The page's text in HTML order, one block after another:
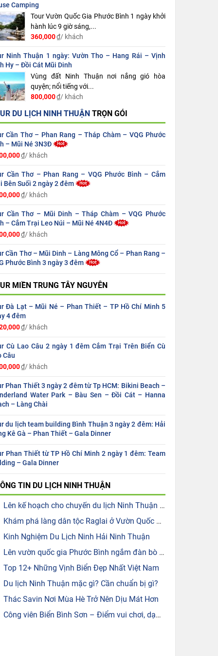
Camping
Tour Vườn Quốc Gia Phước Bình 1 ngày khởi
hành lúc 9 giờ sáng,...
360,000₫/ khách
Ninh Thuận 1 ngày: Vườn Tho – Hang Rái – Vịnh
Hy – Đồi Cát Mũi Dinh
Vùng đất Ninh Thuận nơi nắng gió hòa
quyện; nổi tiếng với...
800,000₫/ khách
DU LỊCH NINH THUẬN TRỌN GÓI
Cần Thơ – Phan Rang – Tháp Chàm – VQG Phước
– Mũi Né 3N3Đ
₫/ khách
Cần Thơ – Phan Rang – VQG Phước Bình – Cắm
Bên Suối 2 ngày 2 đêm
₫/ khách
Cần Thơ – Mũi Dinh – Tháp Chàm – VQG Phước
– Cắm Trại Leo Núi – Mũi Né 4N4Đ
₫/ khách
Cần Thơ – Mũi Dinh – Làng Mông Cổ – Phan Rang –
Phước Bình 3 ngày 3 đêm
MIỀN TRUNG TÂY NGUYÊN
Đà Lạt – Mũi Né – Phan Thiết – TP Hồ Chí Minh 5
4 đêm
₫/ khách
Cù Lao Câu 2 ngày 1 đêm Cắm Trại Trên Biển Cù
Câu
₫/ khách
Phan Thiết 3 ngày 2 đêm từ Tp HCM: Bikini Beach –
Water Park – Bàu Sen – Đồi Cát – Hanna
– Làng Chài
du lịch team building Bình Thuận 3 ngày 2 đêm: Hải
Kê Gà – Phan Thiết – Gala Dinner
Phan Thiết từ TP Hồ Chí Minh 2 ngày 1 đêm: Team
– Gala Dinner
TIN DU LỊCH NINH THUẬN
Lên kế hoạch cho chuyến du lịch Ninh Thuận 3 ngày 2 đêm hoàn hảo
Khám phá làng dân tộc Raglai ở Vườn Quốc gia Phước Bình
Kinh Nghiệm Du Lịch Ninh Hải Ninh Thuận
Lên vườn quốc gia Phước Bình ngắm đàn bò tót lai quý hiếm
Top 12+ Những Vịnh Biển Đẹp Nhất Việt Nam
Du lịch Ninh Thuận mặc gì? Cần chuẩn bị gì?
Thác Savin Nơi Mùa Hè Trở Nên Dịu Mát Hơn
Công viên Biển Bình Sơn – Điểm vui chơi, dạo biển và thư giãn lý tưởng